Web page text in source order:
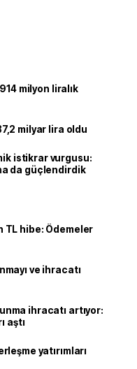
milyon liralık
milyar lira oldu
istikrar vurgusu:
da güçlendirdik
TL hibe: Ödemeler
ve ihracatı
ihracatı artıyor:
aştı
yatırımları